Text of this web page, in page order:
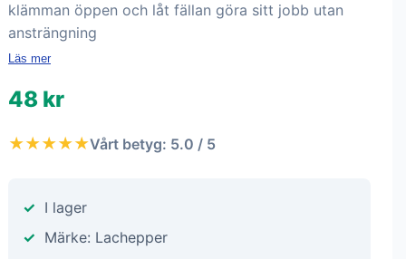
klämman öppen och låt fällan göra sitt jobb utan
ansträngning
Läs mer
48 kr
★★★★★Vårt betyg: 5.0 / 5
I lager
Märke: Lachepper